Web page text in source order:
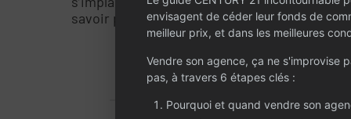
savoir plus ou organiser une visite.
envisagent de céder leur fonds de
meilleur prix, et dans les meilleures
Vendre son agence, ça ne s'improvise
pas, à travers 6 étapes clés :
Pourquoi et quand vendre son